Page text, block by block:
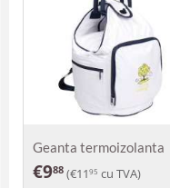
Geanta termoizolanta
Cairo
€988 (€11 95 cu TVA)